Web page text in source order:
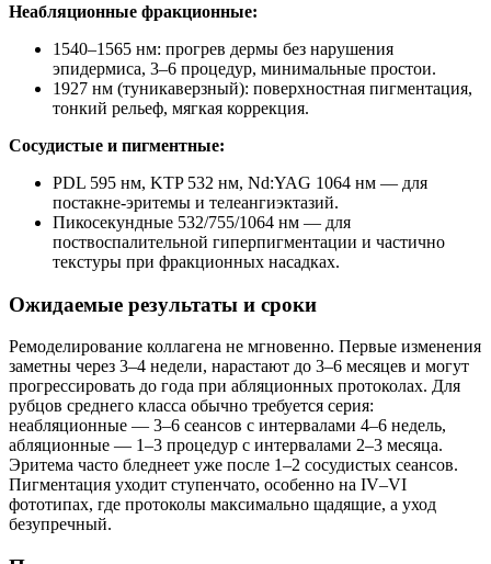
Неабляционные фракционные:
1540–1565 нм: прогрев дермы без нарушения
эпидермиса, 3–6 процедур, минимальные простои.
1927 нм (туникаверзный): поверхностная пигментация,
тонкий рельеф, мягкая коррекция.
Сосудистые и пигментные:
PDL 595 нм, KTP 532 нм, Nd:YAG 1064 нм — для
постакне-эритемы и телеангиэктазий.
Пикосекундные 532/755/1064 нм — для
поствоспалительной гиперпигментации и частично
текстуры при фракционных насадках.
Ожидаемые результаты и сроки
Ремоделирование коллагена не мгновенно. Первые изменения
заметны через 3–4 недели, нарастают до 3–6 месяцев и могут
прогрессировать до года при абляционных протоколах. Для
рубцов среднего класса обычно требуется серия:
неабляционные — 3–6 сеансов с интервалами 4–6 недель,
абляционные — 1–3 процедур с интервалами 2–3 месяца.
Эритема часто бледнеет уже после 1–2 сосудистых сеансов.
Пигментация уходит ступенчато, особенно на IV–VI
фототипах, где протоколы максимально щадящие, а уход
безупречный.